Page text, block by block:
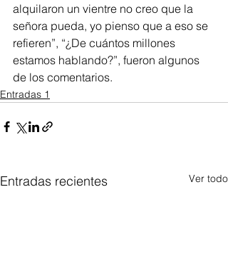
alquilaron un vientre no creo que la
señora pueda, yo pienso que a eso se
refieren”, “¿De cuántos millones
estamos hablando?”, fueron algunos
de los comentarios.
Entradas 1
Entradas recientes Ver todo